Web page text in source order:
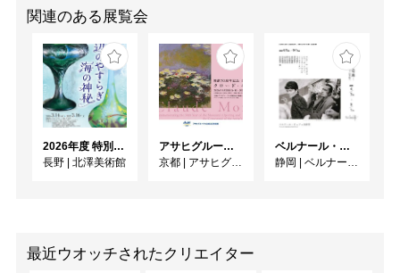
関連のある展覧会
2026年度 特別展「ガレとドーム、アール･ヌーヴォーのガラス 水辺のやすらぎ、海の神秘」
長野 | 北澤美術館
アサヒグループ大山崎山荘美術館 開館30周年記念展「没後100年 クロード・モネ」
京都 | アサヒグループ大山崎山荘美術館
ベルナール・ビュフェと写真 ーカメラがとらえたビュフェとその時代、そして21 世紀へ
静岡 | ベルナール・ビュフェ美術館
最近ウオッチされたクリエイター